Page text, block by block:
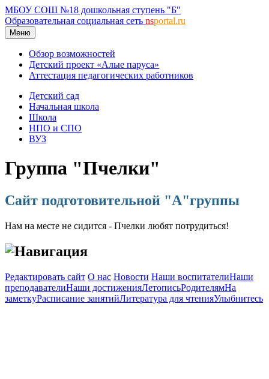
МБОУ СОШ №18 дошкольная ступень "Б"
Образовательная социальная сеть nsportal.ru
Меню
Обзор возможностей
Детский проект «Алые паруса»
Аттестация педагогических работников
Детский сад
Начальная школа
Школа
НПО и СПО
ВУЗ
Группа "Пчелки"
Сайт подготовительной "А"группы
Нам на месте не сидится - Пчелки любят потрудиться!
Навигация
Редактировать сайт О нас Новости Наши воспитателиНаши
преподавателиНаши достиженияЛетописьРодителямНа
заметкуРасписание занятийЛитература для чтенияУлыбнитесь